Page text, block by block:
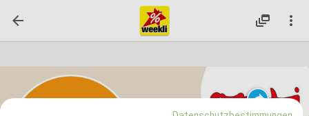
 dynamic_feed 
reply